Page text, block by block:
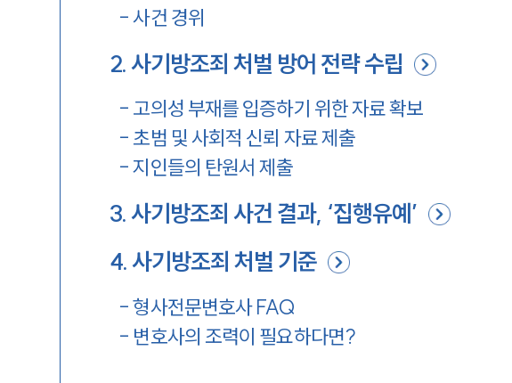
-사건 경위
2. 사기방조죄 처벌 방어 전략 수립
- 고의성 부재를 입증하기 위한 자료 확보
- 초범 및 사회적 신뢰 자료 제출
-지인들의 탄원서 제출
3. 사기방조죄 사건 결과, ‘집행유예’
4. 사기방조죄 처벌 기준
-형사전문변호사 FAQ
- 변호사의 조력이 필요하다면?